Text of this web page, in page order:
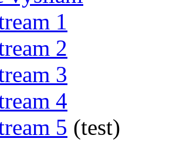
1
2
3
4
5 (test)